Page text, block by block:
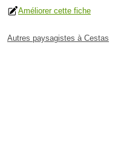
Améliorer cette fiche
Autres paysagistes à Cestas